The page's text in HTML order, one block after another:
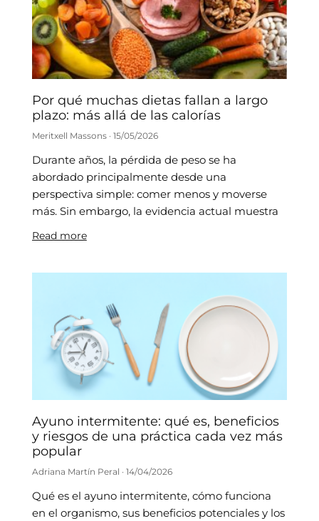
Por qué muchas dietas fallan a largo
plazo: más allá de las calorías
Meritxell Massons 15/05/2026
Durante años, la pérdida de peso se ha
abordado principalmente desde una
perspectiva simple: comer menos y moverse
más. Sin embargo, la evidencia actual muestra
Read more
Ayuno intermitente: qué es, beneficios
y riesgos de una práctica cada vez más
popular
Adriana Martín Peral 14/04/2026
Qué es el ayuno intermitente, cómo funciona
en el organismo, sus beneficios potenciales y los